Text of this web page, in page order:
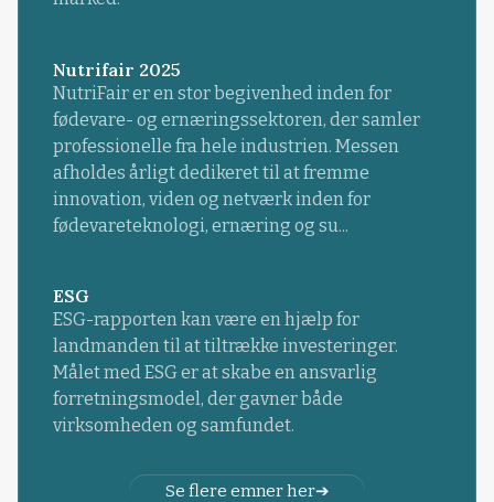
Nutrifair 2025
NutriFair er en stor begivenhed inden for
fødevare- og ernæringssektoren, der samler
professionelle fra hele industrien. Messen
afholdes årligt dedikeret til at fremme
innovation, viden og netværk inden for
fødevareteknologi, ernæring og su...
ESG
ESG-rapporten kan være en hjælp for
landmanden til at tiltrække investeringer.
Målet med ESG er at skabe en ansvarlig
forretningsmodel, der gavner både
virksomheden og samfundet.
Se flere emner her